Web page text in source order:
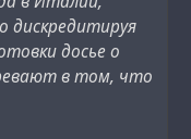
дискредитируя
досье о
в том, что